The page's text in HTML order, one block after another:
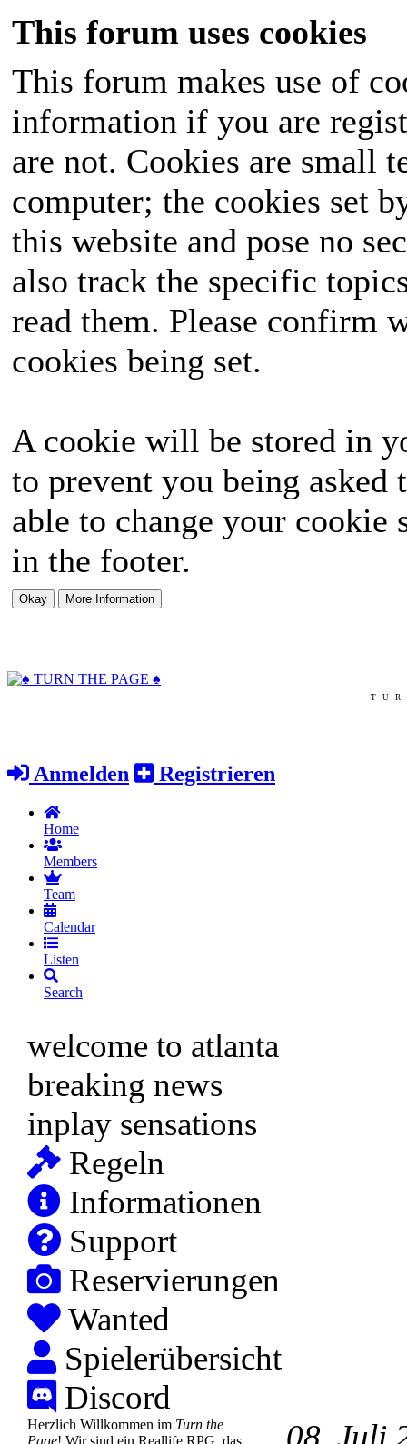
This forum uses cookies
This forum makes use of
information if you are
are not. Cookies are small
computer; the cookies set
this website and pose no
also track the specific
read them. Please confirm
cookies being set.
A cookie will be stored in
to prevent you being
able to change your
in the footer.
Anmelden Registrieren
Home
Members
Team
Calendar
Listen
Search
welcome to atlanta
breaking news
inplay sensations
Regeln
Informationen
Support
Reservierungen
Wanted
Spielerübersicht
Discord
Herzlich Willkommen im Turn the
Page! Wir sind ein Reallife RPG, das
08. Juli